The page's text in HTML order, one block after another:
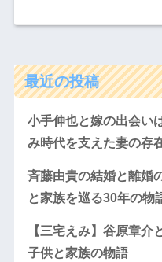
最近の投稿
小手伸也と嫁の出会い
み時代を支えた妻の存
斉藤由貴の結婚と離婚
と家族を巡る30年の物
【三宅えみ】谷原章介
子供と家族の物語